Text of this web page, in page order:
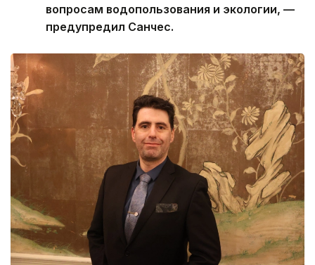
вопросам водопользования и экологии, —
предупредил Санчес.